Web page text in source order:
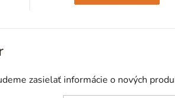
zasielať informácie o nových